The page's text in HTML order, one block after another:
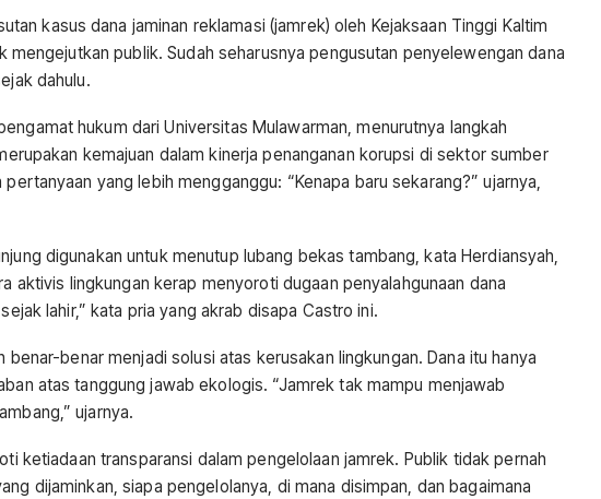
kasus dana jaminan reklamasi (jamrek) oleh Kejaksaan Tinggi Kaltim
mengejutkan publik. Sudah seharusnya pengusutan penyelewengan dana
dahulu.
hukum dari Universitas Mulawarman, menurutnya langkah
kemajuan dalam kinerja penanganan korupsi di sektor sumber
yang lebih mengganggu: “Kenapa baru sekarang?” ujarnya,
digunakan untuk menutup lubang bekas tambang, kata Herdiansyah,
aktivis lingkungan kerap menyoroti dugaan penyalahgunaan dana
lahir,” kata pria yang akrab disapa Castro ini.
benar-benar menjadi solusi atas kerusakan lingkungan. Dana itu hanya
atas tanggung jawab ekologis. “Jamrek tak mampu menjawab
ujarnya.
ketiadaan transparansi dalam pengelolaan jamrek. Publik tidak pernah
dijaminkan, siapa pengelolanya, di mana disimpan, dan bagaimana